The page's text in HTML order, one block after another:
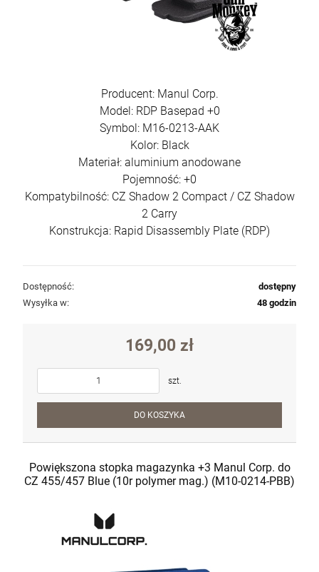
Producent: Manul Corp.
Model: RDP Basepad +0
Symbol: M16-0213-AAK
Kolor: Black
Materiał: aluminium anodowane
Pojemność: +0
Kompatybilność: CZ Shadow 2 Compact / CZ Shadow
2 Carry
Konstrukcja: Rapid Disassembly Plate (RDP)
Dostępność:
dostępny
Wysyłka w:
48 godzin
169,00 zł
szt.
DO KOSZYKA
Powiększona stopka magazynka +3 Manul Corp. do
CZ 455/457 Blue (10r polymer mag.) (M10-0214-PBB)